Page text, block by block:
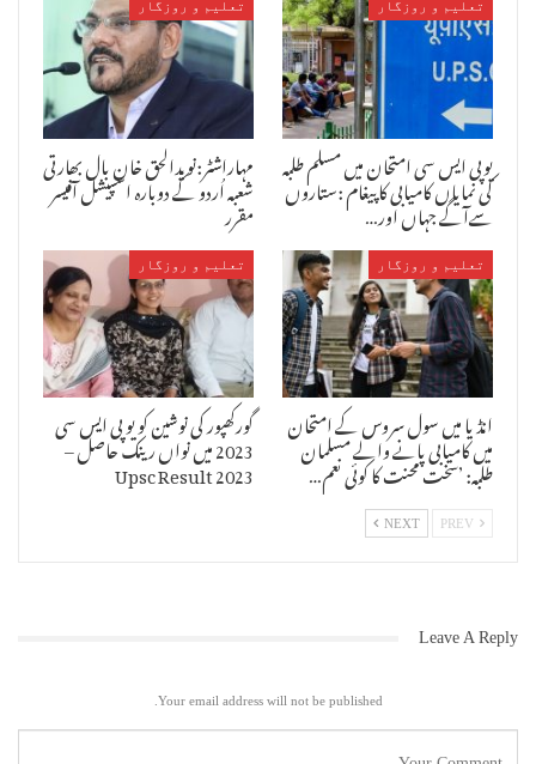
تعلیم و روزگار
یوپی ایس سی امتحان میں مسلم طلبہ
کی نمایاں کامیابی کا پیغام :ستاروں
سےآگے جہاں اور…
تعلیم و روزگار
مہاراشٹر:نویدالحق خان بال بھارتی
شعبہ اُردو کے دوبارہ اسپیشل آفیسر
مقرر
تعلیم و روزگار
انڈیا میں سول سروس کے امتحان
میں کامیابی پانے والے مسلمان
طلبہ: ’سخت محنت کا کوئی نعم…
تعلیم و روزگار
گورکھپور کی نوشین کو یو پی ایس سی
2023 میں نواں رینک حاصل –
Upsc Result 2023
NEXT
Leave A Reply
Your email address will not be published.